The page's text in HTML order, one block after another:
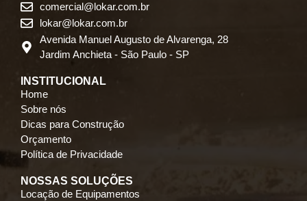
comercial@lokar.com.br
lokar@lokar.com.br
Avenida Manuel Augusto de Alvarenga, 28
Jardim Anchieta - São Paulo - SP
INSTITUCIONAL
Home
Sobre nós
Dicas para Construção
Orçamento
Política de Privacidade
NOSSAS SOLUÇÕES
Locação de Equipamentos